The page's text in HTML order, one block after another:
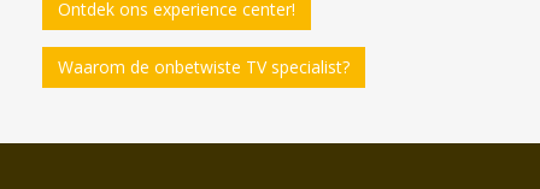
Ontdek ons experience center!
Waarom de onbetwiste TV specialist?